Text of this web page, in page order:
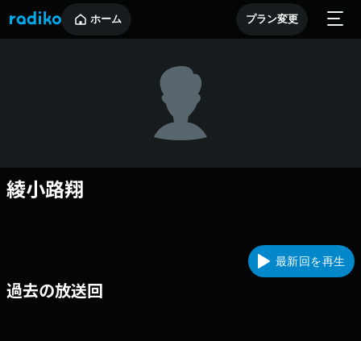
ホーム プラン変更
綾小路翔
最新回を再生
過去の放送回